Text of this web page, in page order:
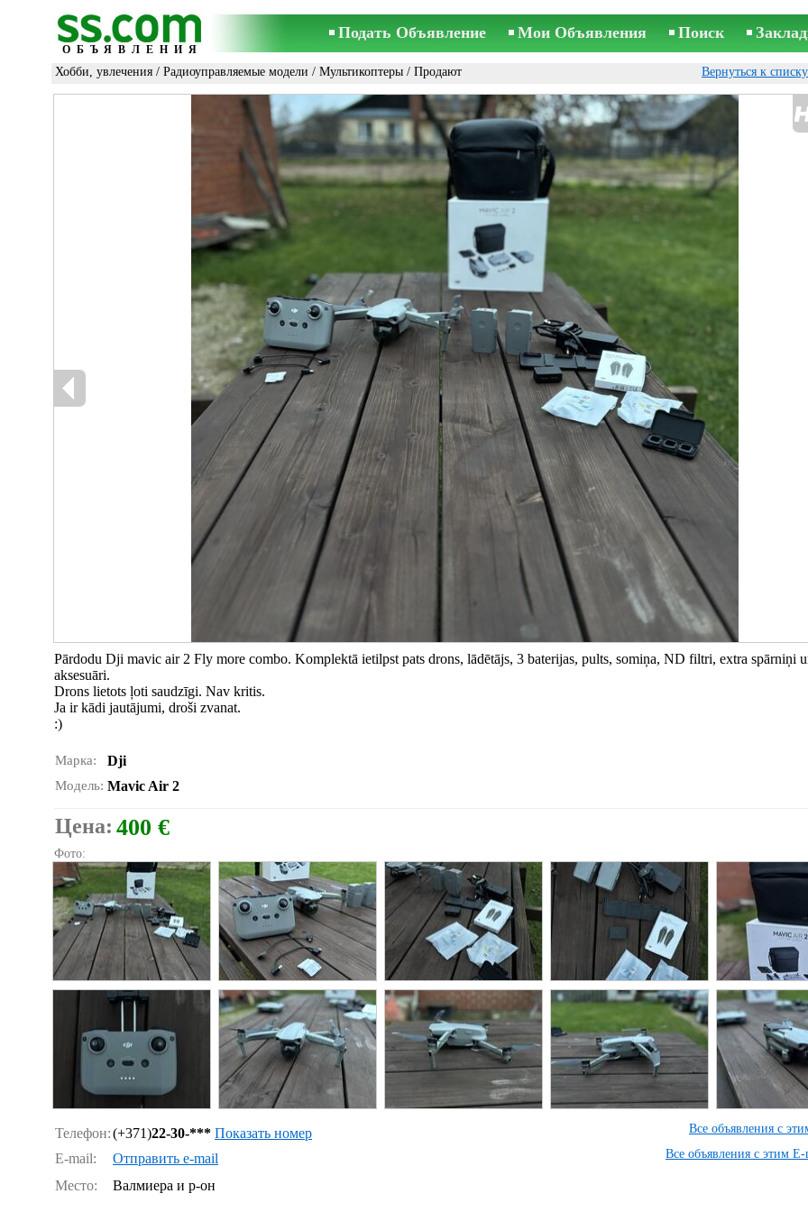
ОБЪЯВЛЕНИЯ
Подать Объявление Мои Объявления Поиск
Хобби, увлечения / Радиоуправляемые модели / Мультикоптеры / Продают Вернуться к
Pārdodu Dji mavic air 2 Fly more combo. Komplektā ietilpst pats drons, lādētājs, 3 baterijas, pults, somiņa, ND filtri, extra spārniņi
aksesuāri.
Drons lietots ļoti saudzīgi. Nav kritis.
Ja ir kādi jautājumi, droši zvanat.
:)
Марка: Dji
Модель: Mavic Air 2
Цена: 400 €
Фото:
Телефон:(+371)22-30-*** Показать номер Все объявления с
E-mail: Отправить e-mail Все объявления с этим
Место: Валмиера и р-он